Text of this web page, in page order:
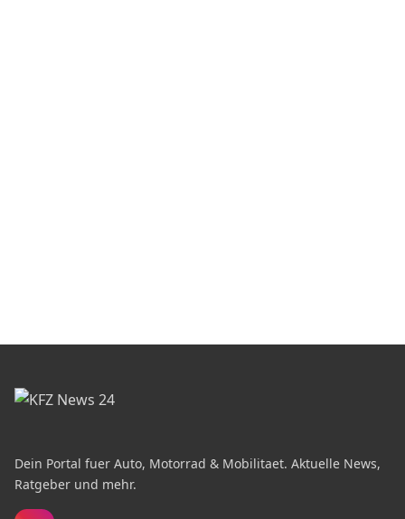
Dein Portal fuer Auto, Motorrad & Mobilitaet. Aktuelle News,
Ratgeber und mehr.